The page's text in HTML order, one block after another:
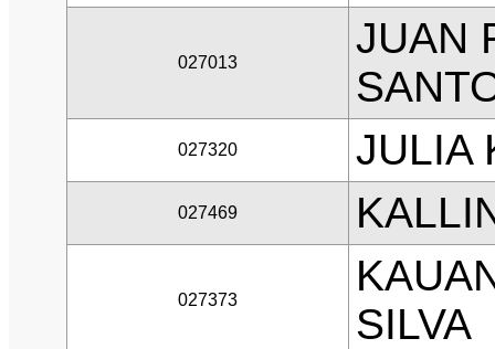
027013
JUAN
027320 JULIA
027469
027373
SILVA